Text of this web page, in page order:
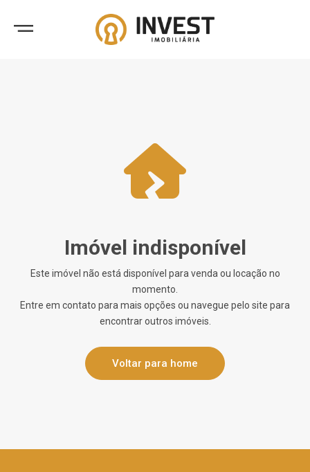
Imóvel indisponível
Este imóvel não está disponível para venda ou locação no
momento.
Entre em contato para mais opções ou navegue pelo site para
encontrar outros imóveis.
Voltar para home